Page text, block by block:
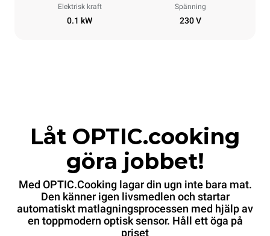
Elektrisk kraft
0.1 kW
Spänning
230 V
Låt OPTIC.cooking
göra jobbet!
Med OPTIC.Cooking lagar din ugn inte bara mat.
Den känner igen livsmedlen och startar
automatiskt matlagningsprocessen med hjälp av
en toppmodern optisk sensor. Håll ett öga på
priset